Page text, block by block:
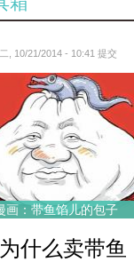
, 10/21/2014 - 10:41 提交
画：带鱼馅儿的包子
什么卖带鱼